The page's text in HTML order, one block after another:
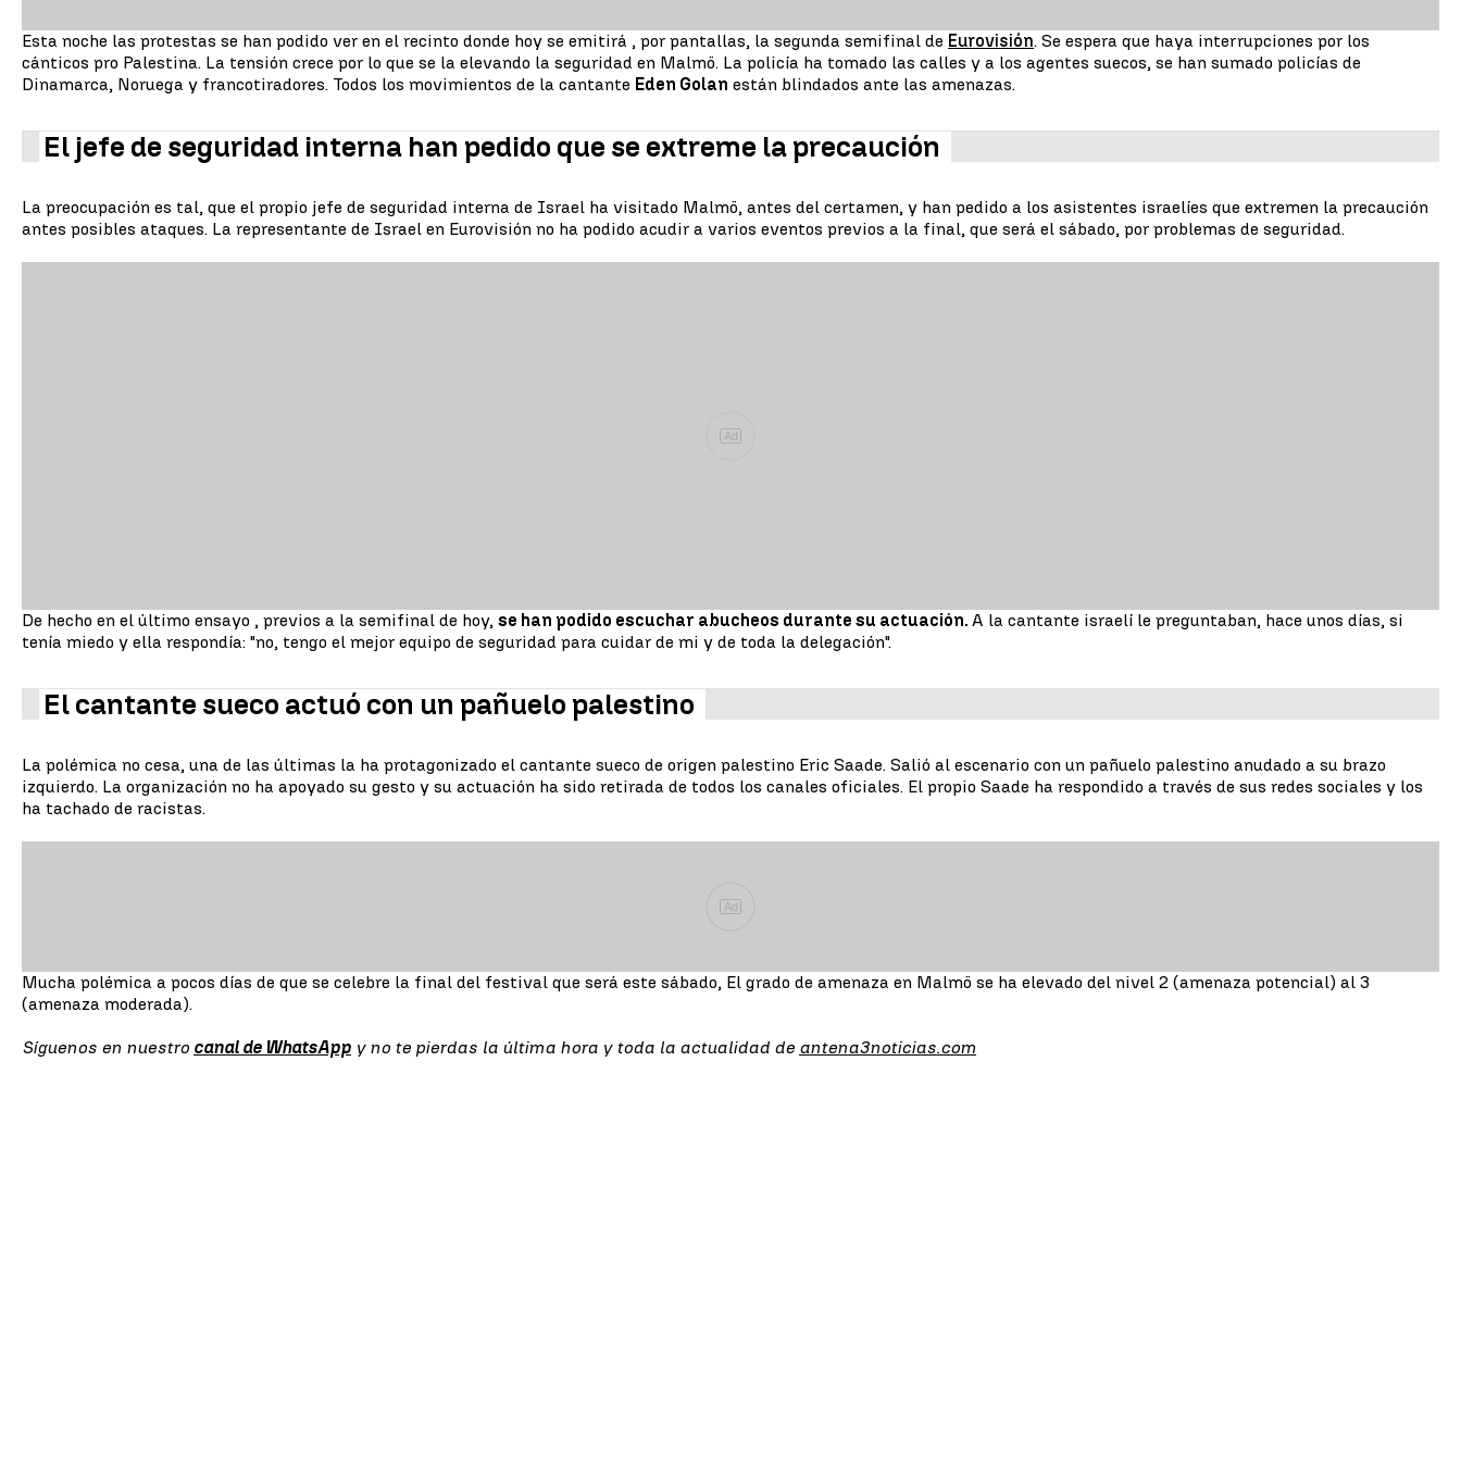
Esta noche las protestas se han podido ver en el recinto donde hoy se emitirá , por pantallas, la segunda semifinal de Eurovisión. Se espera que haya interrupciones por los
cánticos pro Palestina. La tensión crece por lo que se la elevando la seguridad en Malmö. La policía ha tomado las calles y a los agentes suecos, se han sumado policías de
Dinamarca, Noruega y francotiradores. Todos los movimientos de la cantante Eden Golan están blindados ante las amenazas.
El jefe de seguridad interna han pedido que se extreme la precaución
La preocupación es tal, que el propio jefe de seguridad interna de Israel ha visitado Malmö, antes del certamen, y han pedido a los asistentes israelíes que extremen la precaución
antes posibles ataques. La representante de Israel en Eurovisión no ha podido acudir a varios eventos previos a la final, que será el sábado, por problemas de seguridad.
Ad
De hecho en el último ensayo , previos a la semifinal de hoy, se han podido escuchar abucheos durante su actuación. A la cantante israelí le preguntaban, hace unos días, si
tenía miedo y ella respondía: "no, tengo el mejor equipo de seguridad para cuidar de mi y de toda la delegación".
El cantante sueco actuó con un pañuelo palestino
La polémica no cesa, una de las últimas la ha protagonizado el cantante sueco de origen palestino Eric Saade. Salió al escenario con un pañuelo palestino anudado a su brazo
izquierdo. La organización no ha apoyado su gesto y su actuación ha sido retirada de todos los canales oficiales. El propio Saade ha respondido a través de sus redes sociales y los
ha tachado de racistas.
Ad
Mucha polémica a pocos días de que se celebre la final del festival que será este sábado, El grado de amenaza en Malmö se ha elevado del nivel 2 (amenaza potencial) al 3
(amenaza moderada).
Síguenos en nuestro canal de WhatsApp y no te pierdas la última hora y toda la actualidad de antena3noticias.com